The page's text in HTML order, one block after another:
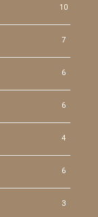
10
7
6
6
4
6
3